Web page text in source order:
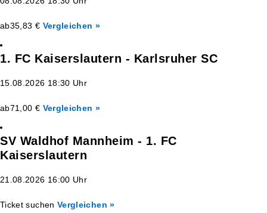
ab35,83 € Vergleichen »
1. FC Kaiserslautern - Karlsruher SC
15.08.2026 18:30 Uhr
ab71,00 € Vergleichen »
SV Waldhof Mannheim - 1. FC
Kaiserslautern
21.08.2026 16:00 Uhr
Ticket suchen Vergleichen »